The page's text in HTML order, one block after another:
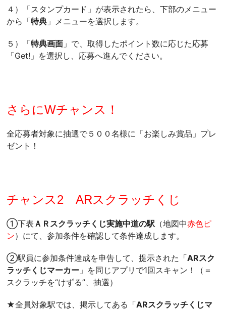
４）「スタンプカード」が表示されたら、下部のメニュー
から「特典 」メニューを選択します。
５）「特典画面 」で、取得したポイント数に応じた応募
「Get!」を選択し、応募へ進んでください。
さらにWチャンス！
全応募者対象に抽選で５００名様に「お楽しみ賞品」プレ
ゼント！
チャンス2 ARスクラッチくじ
①下表 ＡＲスクラッチくじ実施中道の駅 （地図中赤色ピ
ン）にて、参加条件を確認して条件達成します。
②駅員に参加条件達成を申告して、提示された「ARスク
ラッチくじマーカー 」を同じアプリで1回スキャン！（＝
スクラッチを“けずる”、抽選）
★全員対象駅では、掲示してある「ARスクラッチくじマ